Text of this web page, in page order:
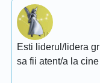
Esti liderul/lidera
sa fii atent/a la